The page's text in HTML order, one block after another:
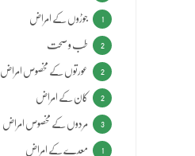
جوڑوں کے امراض 1
طب و صحت 2
عورتوں کے مخصوص امراض 2
کان کے امراض 2
مردوں کے مخصوص امراض 3
معدے کے امراض 1